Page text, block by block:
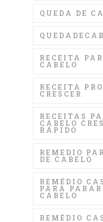
QUEDA DE
RECEITA
CABELO
RECEITA
CRESCER
RECEITAS
CABELO
RÁPIDO
REMEDIO
DE CABELO
REMÉDIO
PARA
CABELO
REMÉDIO